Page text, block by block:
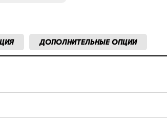
ДОПОЛНИТЕЛЬНЫЕ ОПЦИИ